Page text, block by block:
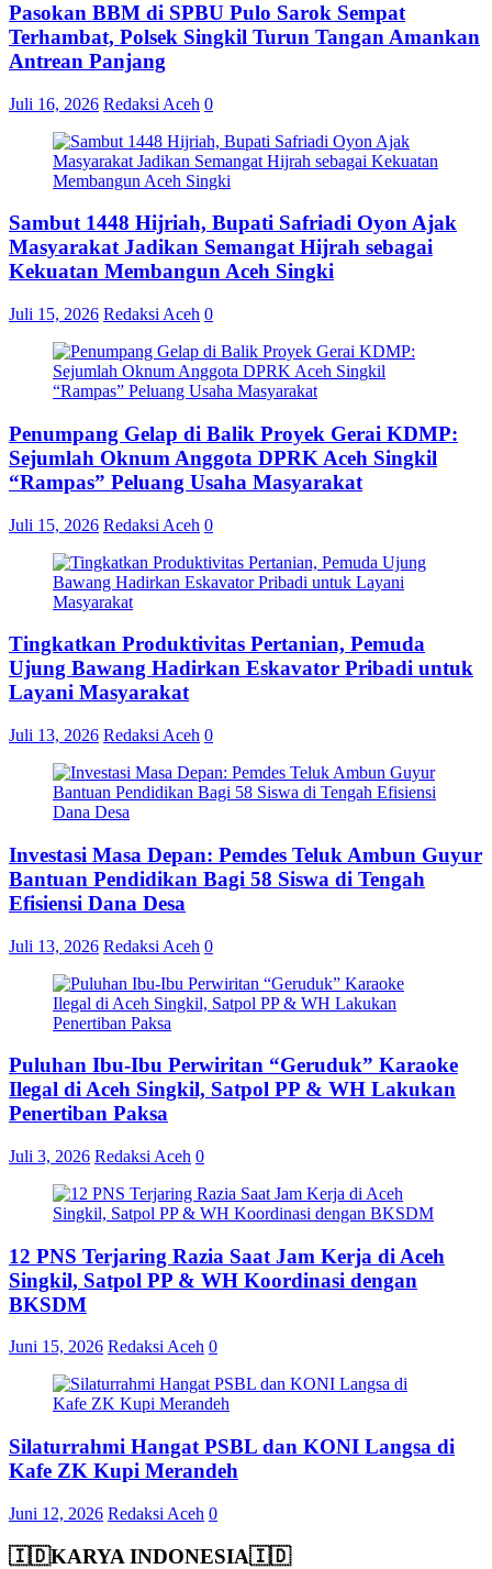
Pasokan BBM di SPBU Pulo Sarok Sempat
Terhambat, Polsek Singkil Turun Tangan Amankan
Antrean Panjang
Juli 16, 2026 Redaksi Aceh 0
Sambut 1448 Hijriah, Bupati Safriadi Oyon Ajak
Masyarakat Jadikan Semangat Hijrah sebagai
Kekuatan Membangun Aceh Singki
Juli 15, 2026 Redaksi Aceh 0
Penumpang Gelap di Balik Proyek Gerai KDMP:
Sejumlah Oknum Anggota DPRK Aceh Singkil
“Rampas” Peluang Usaha Masyarakat
Juli 15, 2026 Redaksi Aceh 0
Tingkatkan Produktivitas Pertanian, Pemuda
Ujung Bawang Hadirkan Eskavator Pribadi untuk
Layani Masyarakat
Juli 13, 2026 Redaksi Aceh 0
Investasi Masa Depan: Pemdes Teluk Ambun Guyur
Bantuan Pendidikan Bagi 58 Siswa di Tengah
Efisiensi Dana Desa
Juli 13, 2026 Redaksi Aceh 0
Puluhan Ibu-Ibu Perwiritan “Geruduk” Karaoke
Ilegal di Aceh Singkil, Satpol PP & WH Lakukan
Penertiban Paksa
Juli 3, 2026 Redaksi Aceh 0
12 PNS Terjaring Razia Saat Jam Kerja di Aceh
Singkil, Satpol PP & WH Koordinasi dengan
BKSDM
Juni 15, 2026 Redaksi Aceh 0
Silaturrahmi Hangat PSBL dan KONI Langsa di
Kafe ZK Kupi Merandeh
Juni 12, 2026 Redaksi Aceh 0
🇮🇩KARYA INDONESIA🇮🇩